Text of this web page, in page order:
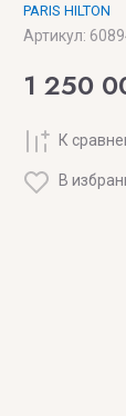
PARIS HILTON
Артикул:
1 250
К
В